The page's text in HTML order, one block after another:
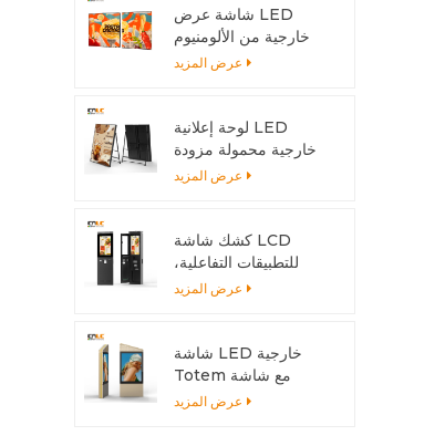
شاشة عرض LED
خارجية من الألومنيوم
قابلة للتركيب بسهولة
عرض المزيد
لوحة إعلانية LED
خارجية محمولة مزودة
ببطارية | شاشة عرض
عرض المزيد
كشك شاشة LCD
للتطبيقات التفاعلية،
هيكل خارجي من
عرض المزيد
شاشة LED خارجية
Totem مع شاشة
6500 شمعة - مزدوجة
عرض المزيد